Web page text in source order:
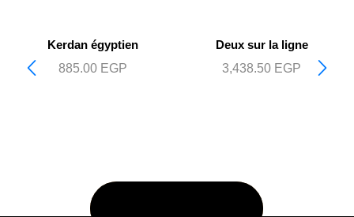
Kerdan égyptien
885.00 EGP
Deux sur la ligne
3,438.50 EGP